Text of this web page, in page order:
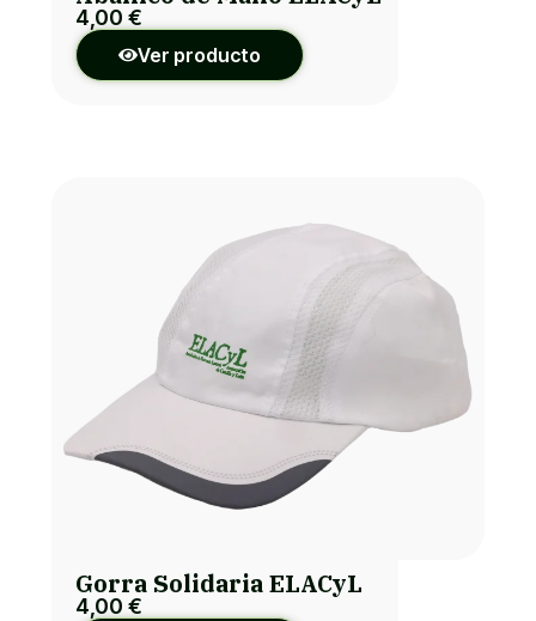
4,00 €
Ver producto
Gorra Solidaria ELACyL
4,00 €